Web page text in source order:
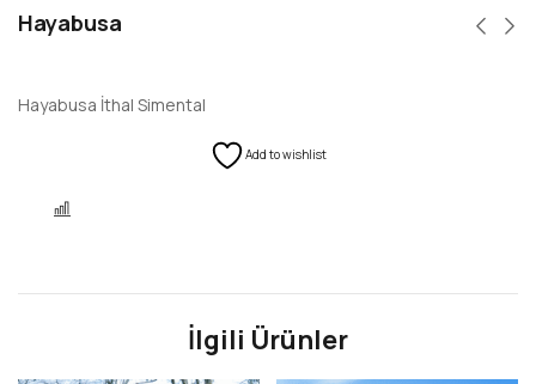
Hayabusa
Hayabusa İthal Simental
Add to wishlist
İlgili Ürünler